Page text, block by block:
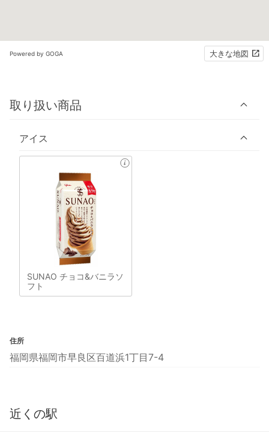
Powered by GOGA 大きな地図
取り扱い商品
アイス
SUNAO チョコ&バニラソ
フト
住所
福岡県福岡市早良区百道浜1丁目7-4
近くの駅